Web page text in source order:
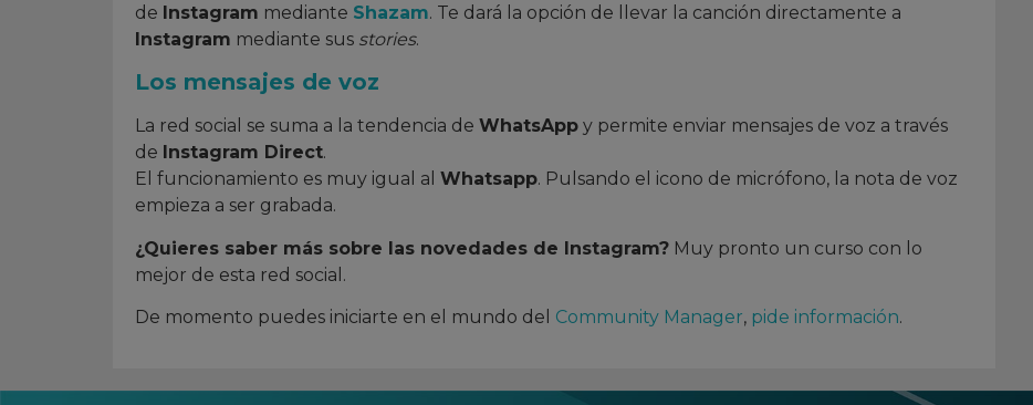
de Instagram mediante Shazam. Te dará la opción de llevar la canción directamente a
Instagram mediante sus stories.
Los mensajes de voz
La red social se suma a la tendencia de WhatsApp y permite enviar mensajes de voz a través
de Instagram Direct.
El funcionamiento es muy igual al Whatsapp. Pulsando el icono de micrófono, la nota de voz
empieza a ser grabada.
¿Quieres saber más sobre las novedades de Instagram? Muy pronto un curso con lo
mejor de esta red social.
De momento puedes iniciarte en el mundo del Community Manager, pide información.